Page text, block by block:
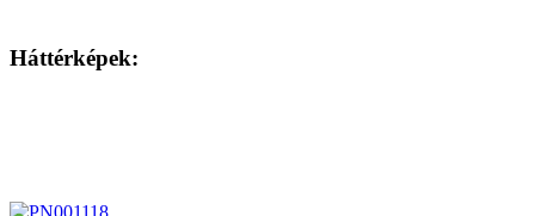
Háttérképek: